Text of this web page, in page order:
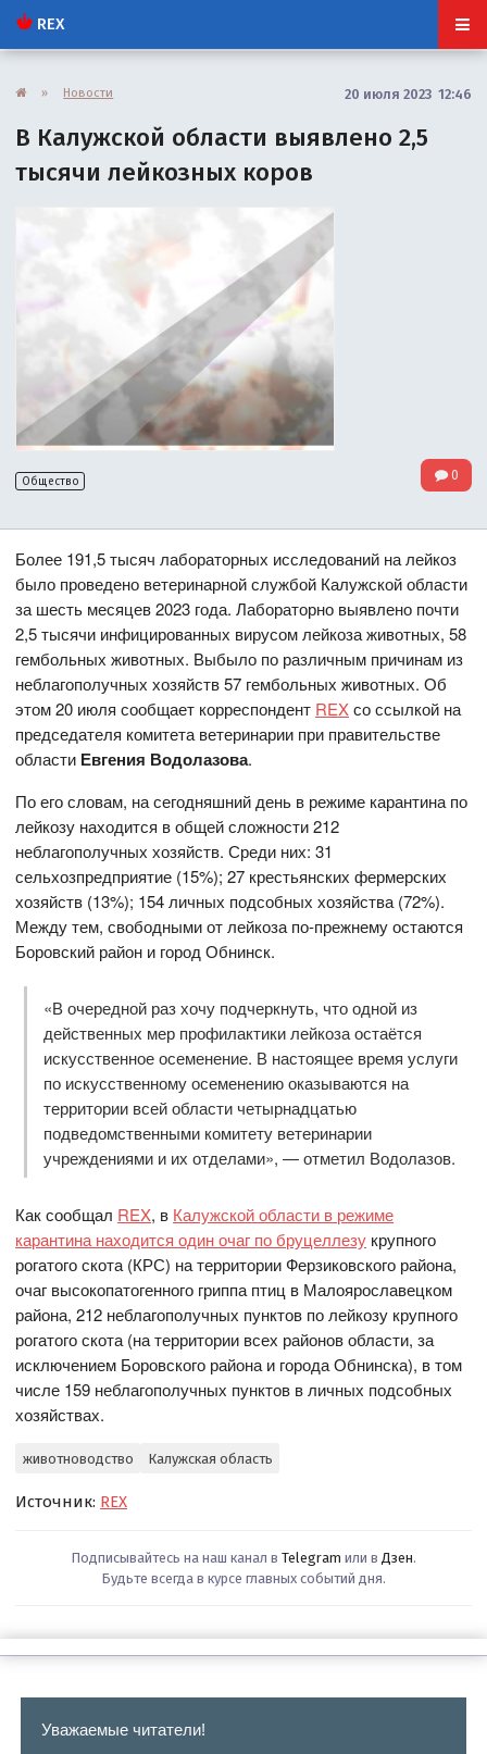
REX
» Новости 20 июля 2023 12:46
В Калужской области выявлено 2,5
тысячи лейкозных коров
Общество 0
Более 191,5 тысяч лабораторных исследований на лейкоз
было проведено ветеринарной службой Калужской области
за шесть месяцев 2023 года. Лабораторно выявлено почти
2,5 тысячи инфицированных вирусом лейкоза животных, 58
гембольных животных. Выбыло по различным причинам из
неблагополучных хозяйств 57 гембольных животных. Об
этом 20 июля сообщает корреспондент REXсо ссылкой на
председателя комитета ветеринарии при правительстве
области Евгения Водолазова.
По его словам, на сегодняшний день в режиме карантина по
лейкозу находится в общей сложности 212
неблагополучных хозяйств. Среди них: 31
сельхозпредприятие (15%); 27 крестьянских фермерских
хозяйств (13%); 154 личных подсобных хозяйства (72%).
Между тем, свободными от лейкоза по-прежнему остаются
Боровский район и город Обнинск.
«В очередной раз хочу подчеркнуть, что одной из
действенных мер профилактики лейкоза остаётся
искусственное осеменение. В настоящее время услуги
по искусственному осеменению оказываются на
территории всей области четырнадцатью
подведомственными комитету ветеринарии
учреждениями и их отделами», — отметил Водолазов.
Как сообщал REX, в Калужской области в режиме
карантина находится один очаг по бруцеллезу крупного
рогатого скота (КРС) на территории Ферзиковского района,
очаг высокопатогенного гриппа птиц в Малоярославецком
района, 212 неблагополучных пунктов по лейкозу крупного
рогатого скота (на территории всех районов области, за
исключением Боровского района и города Обнинска), в том
числе 159 неблагополучных пунктов в личных подсобных
хозяйствах.
животноводство Калужская область
Источник: REX
Подписывайтесь на наш канал в Telegram или в Дзен.
Будьте всегда в курсе главных событий дня.
Уважаемые читатели!